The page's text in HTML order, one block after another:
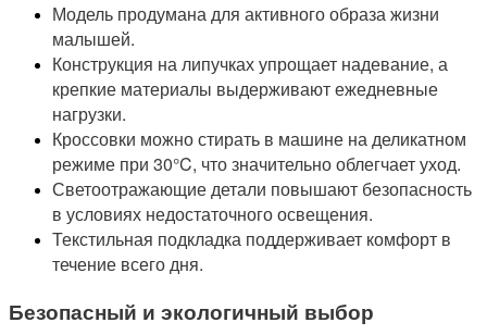
Модель продумана для активного образа жизни
малышей.
Конструкция на липучках упрощает надевание, а
крепкие материалы выдерживают ежедневные
нагрузки.
Кроссовки можно стирать в машине на деликатном
режиме при 30°C, что значительно облегчает уход.
Светоотражающие детали повышают безопасность
в условиях недостаточного освещения.
Текстильная подкладка поддерживает комфорт в
течение всего дня.
Безопасный и экологичный выбор